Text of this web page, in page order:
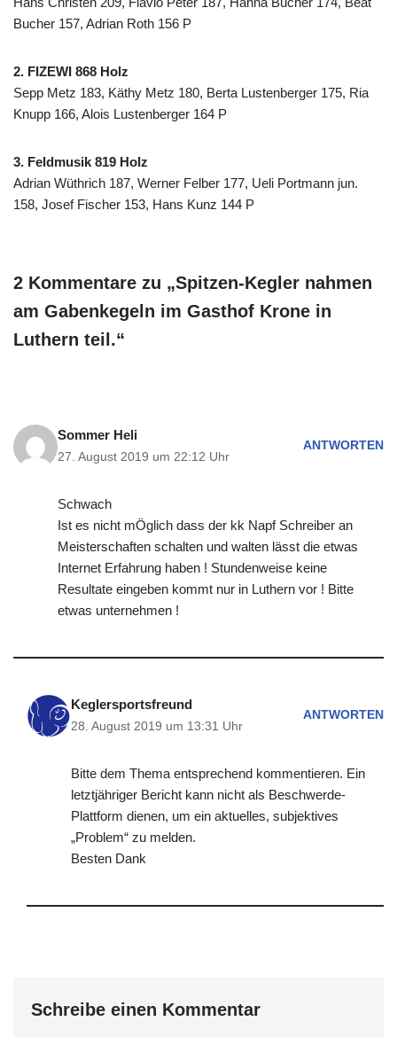
Bucher 157, Adrian Roth 156 P
2. FIZEWI 868 Holz
Sepp Metz 183, Käthy Metz 180, Berta Lustenberger 175, Ria
Knupp 166, Alois Lustenberger 164 P
3. Feldmusik 819 Holz
Adrian Wüthrich 187, Werner Felber 177, Ueli Portmann jun.
158, Josef Fischer 153, Hans Kunz 144 P
2 Kommentare zu „Spitzen-Kegler nahmen
am Gabenkegeln im Gasthof Krone in
Luthern teil.“
Sommer Heli
27. August 2019 um 22:12 Uhr
ANTWORTEN
Schwach
Ist es nicht mÖglich dass der kk Napf Schreiber an
Meisterschaften schalten und walten lässt die etwas
Internet Erfahrung haben ! Stundenweise keine
Resultate eingeben kommt nur in Luthern vor ! Bitte
etwas unternehmen !
Keglersportsfreund
28. August 2019 um 13:31 Uhr
ANTWORTEN
Bitte dem Thema entsprechend kommentieren. Ein
letztjähriger Bericht kann nicht als Beschwerde-
Plattform dienen, um ein aktuelles, subjektives
„Problem“ zu melden.
Besten Dank
Schreibe einen Kommentar